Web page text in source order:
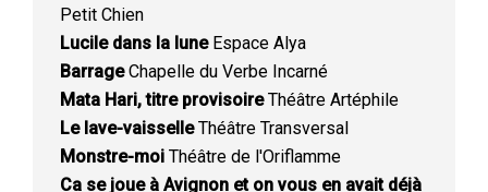
Petit Chien
Lucile dans la luneEspace Alya
BarrageChapelle du Verbe Incarné
Mata Hari, titre provisoireThéâtre Artéphile
Le lave-vaisselleThéâtre Transversal
Monstre-moi Théâtre de l'Oriflamme
Ca se joue à Avignon et on vous en avait déjà